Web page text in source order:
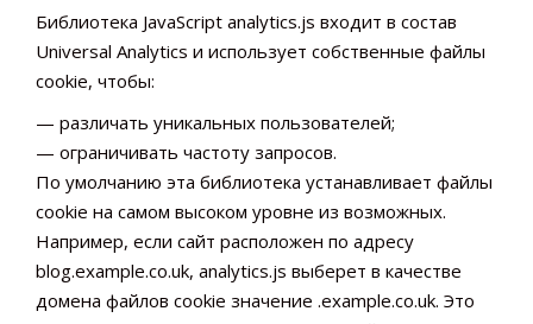
Библиотека JavaScript analytics.js входит в состав
Universal Analytics и использует собственные файлы
cookie, чтобы:
— различать уникальных пользователей;
— ограничивать частоту запросов.
По умолчанию эта библиотека устанавливает файлы
cookie на самом высоком уровне из возможных.
Например, если сайт расположен по адресу
blog.example.co.uk, analytics.js выберет в качестве
домена файлов cookie значение .example.co.uk. Это